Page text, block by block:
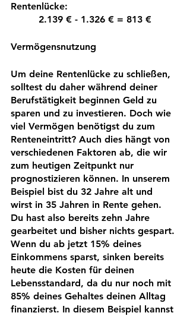
Rentenlücke:
2.139 € - 1.326 € = 813 €
Vermögensnutzung
Um deine Rentenlücke zu schließen,
solltest du daher während deiner
Berufstätigkeit beginnen Geld zu
sparen und zu investieren. Doch wie
viel Vermögen benötigst du zum
Renteneintritt? Auch dies hängt von
verschiedenen Faktoren ab, die wir
zum heutigen Zeitpunkt nur
prognostizieren können. In unserem
Beispiel bist du 32 Jahre alt und
wirst in 35 Jahren in Rente gehen.
Du hast also bereits zehn Jahre
gearbeitet und bisher nichts gespart.
Wenn du ab jetzt 15% deines
Einkommens sparst, sinken bereits
heute die Kosten für deinen
Lebensstandard, da du nur noch mit
85% deines Gehaltes deinen Alltag
finanzierst. In diesem Beispiel kannst